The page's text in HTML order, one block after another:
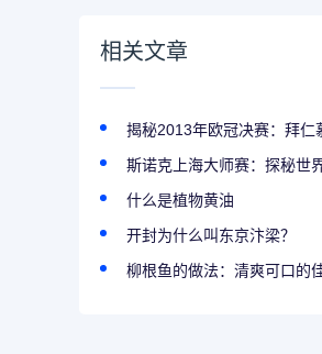
相关文章
揭秘2013年欧冠决赛：拜仁
斯诺克上海大师赛：探秘世
什么是植物黄油
开封为什么叫东京汴梁？
柳根鱼的做法：清爽可口的